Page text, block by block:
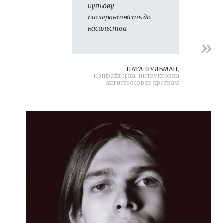
нульову
толерантність до
насильства.
НАТА ШУЛЬМАН,
копірайтерка, інструкторка
антистресових програм